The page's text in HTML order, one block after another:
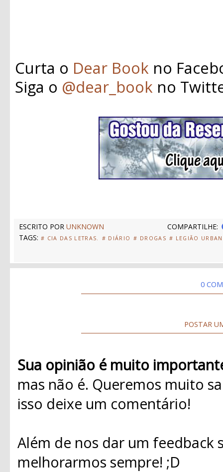
Curta o Dear Book no
Siga o @dear_book no
ESCRITO POR UNKNOWN
COMPARTILHE:
TAGS: # CIA DAS LETRAS. # DIÁRIO # DROGAS # LEGIÃO
0
POSTAR
Sua opinião é muito
mas não é. Queremos muito
isso deixe um comentário!
Além de nos dar um
melhorarmos sempre! ;D